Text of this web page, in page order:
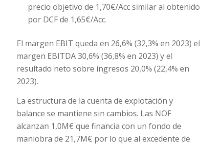
precio objetivo de 1,70€/Acc similar al obtenido
por DCF de 1,65€/Acc.
El margen EBIT queda en 26,6% (32,3% en 2023) el
margen EBITDA 30,6% (36,8% en 2023) y el
resultado neto sobre ingresos 20,0% (22,4% en
2023).
La estructura de la cuenta de explotación y
balance se mantiene sin cambios. Las NOF
alcanzan 1,0M€ que financia con un fondo de
maniobra de 21,7M€ por lo que al excedente de